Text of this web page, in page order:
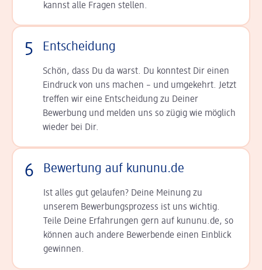
kannst alle Fragen stellen.
5 Entscheidung
Schön, dass Du da warst. Du konntest Dir einen
Ein­druck von uns machen – und umgekehrt. Jetzt
tref­fen wir eine Entscheidung zu Deiner
Bewerbung und melden uns so zügig wie möglich
wieder bei Dir.
6 Bewertung auf kununu.de
Ist alles gut gelaufen? Deine Meinung zu
unserem Bewerbungsprozess ist uns wichtig.
Teile Deine Erfahrungen gern auf kununu.de, so
können auch andere Bewerbende einen Einblick
gewinnen.